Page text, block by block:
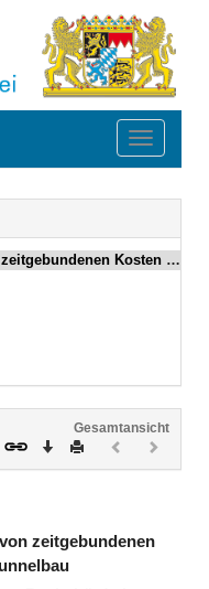
Toggle
Kosten (ZGK) im Tunnelbau
Gesamtansicht
Download
DruckenVorheriges
zeitgebundenen